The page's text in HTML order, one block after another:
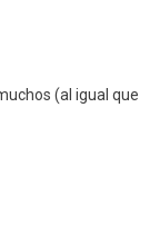
(al igual que